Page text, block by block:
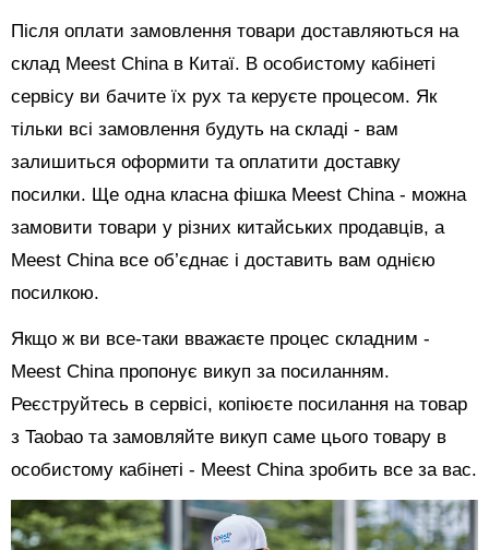
Після оплати замовлення товари доставляються на
склад Meest China в Китаї. В особистому кабінеті
сервісу ви бачите їх рух та керуєте процесом. Як
тільки всі замовлення будуть на складі - вам
залишиться оформити та оплатити доставку
посилки. Ще одна класна фішка Meest China - можна
замовити товари у різних китайських продавців, а
Meest China все об’єднає і доставить вам однією
посилкою.
Якщо ж ви все-таки вважаєте процес складним -
Meest China пропонує викуп за посиланням.
Реєструйтесь в сервісі, копіюєте посилання на товар
з Taobao та замовляйте викуп саме цього товару в
особистому кабінеті - Meest China зробить все за вас.